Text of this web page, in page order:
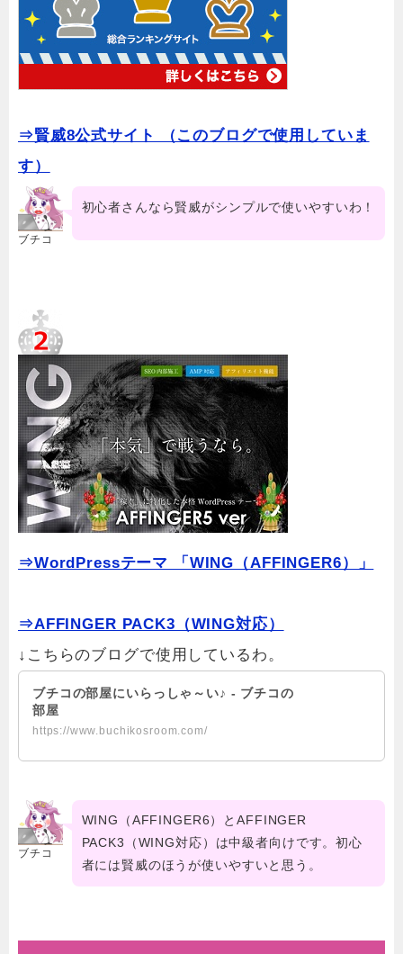
⇒賢威8公式サイト （このブログで使用していま
す）
ブチコ
初心者さんなら賢威がシンプルで使いやすいわ！
⇒WordPressテーマ 「WING（AFFINGER6）」
⇒AFFINGER PACK3（WING対応）
↓こちらのブログで使用しているわ。
ブチコの部屋にいらっしゃ～い♪ - ブチコの
部屋
https://www.buchikosroom.com/
ブチコ
WING（AFFINGER6）とAFFINGER
PACK3（WING対応）は中級者向けです。初心
者には賢威のほうが使いやすいと思う。